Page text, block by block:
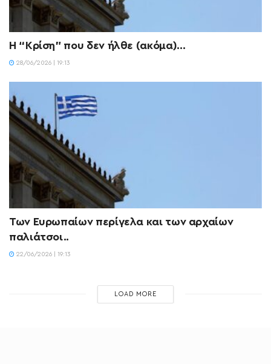
Η “Κρίση” που δεν ήλθε (ακόμα)…
28/06/2026 | 19:13
Των Ευρωπαίων περίγελα και των αρχαίων
παλιάτσοι..
22/06/2026 | 19:13
LOAD MORE